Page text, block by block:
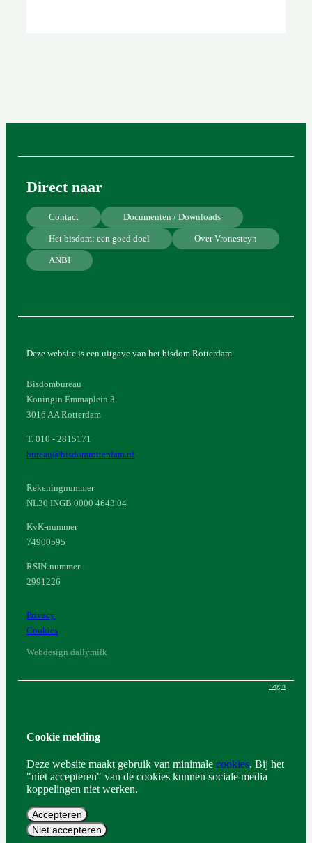
Direct naar
Contact Documenten / Downloads
Het bisdom: een goed doel Over Vronesteyn
ANBI
Deze website is een uitgave van het bisdom Rotterdam
Bisdombureau
Koningin Emmaplein 3
3016 AA Rotterdam
T. 010 - 2815171
bureau@bisdomrotterdam.nl
Rekeningnummer
NL30 INGB 0000 4643 04
KvK-nummer
74900595
RSIN-nummer
2991226
Privacy
Cookies
Webdesign dailymilk
Login
Cookie melding
Deze website maakt gebruik van minimale cookies. Bij het
"niet accepteren" van de cookies kunnen sociale media
koppelingen niet werken.